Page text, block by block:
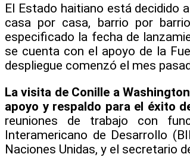
El Estado haitiano está decidido
casa por casa, barrio por
especificado la fecha de
se cuenta con el apoyo de la
despliegue comenzó el mes
La visita de Conille a
apoyo y respaldo para el éxito
reuniones de trabajo con
Interamericano de Desarrollo
Naciones Unidas, y el secretario